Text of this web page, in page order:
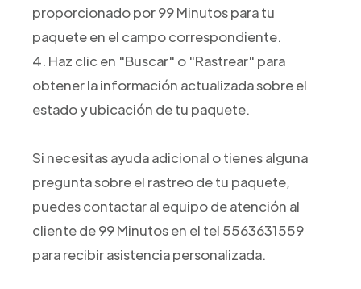
proporcionado por 99 Minutos para tu
paquete en el campo correspondiente.
4. Haz clic en "Buscar" o "Rastrear" para
obtener la información actualizada sobre el
estado y ubicación de tu paquete.
Si necesitas ayuda adicional o tienes alguna
pregunta sobre el rastreo de tu paquete,
puedes contactar al equipo de atención al
cliente de 99 Minutos en el tel 5563631559
para recibir asistencia personalizada.